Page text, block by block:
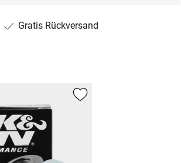
Gratis Rückversand